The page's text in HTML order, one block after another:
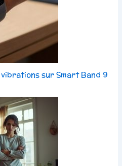
sur Smart Band 9